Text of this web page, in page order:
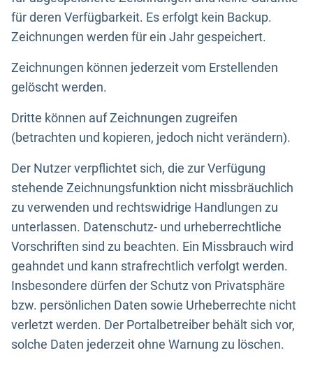
für deren Verfügbarkeit. Es erfolgt kein Backup.
Zeichnungen werden für ein Jahr gespeichert.
Zeichnungen können jederzeit vom Erstellenden
gelöscht werden.
Dritte können auf Zeichnungen zugreifen
(betrachten und kopieren, jedoch nicht verändern).
Der Nutzer verpflichtet sich, die zur Verfügung
stehende Zeichnungsfunktion nicht missbräuchlich
zu verwenden und rechtswidrige Handlungen zu
unterlassen. Datenschutz- und urheberrechtliche
Vorschriften sind zu beachten. Ein Missbrauch wird
geahndet und kann strafrechtlich verfolgt werden.
Insbesondere dürfen der Schutz von Privatsphäre
bzw. persönlichen Daten sowie Urheberrechte nicht
verletzt werden. Der Portalbetreiber behält sich vor,
solche Daten jederzeit ohne Warnung zu löschen.